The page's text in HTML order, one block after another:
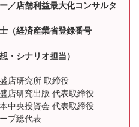
／店舗利益最大化コンサルタ
（経済産業省登録番号
・シナリオ担当）
店研究所 取締役
店研究出版 代表取締役
中央投資会 代表取締役
プ総代表